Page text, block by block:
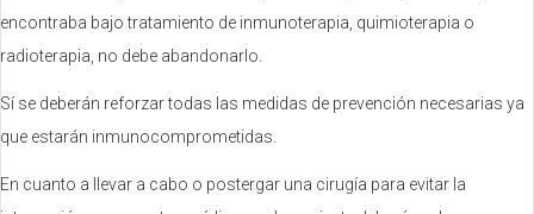
encontraba bajo tratamiento de inmunoterapia, quimioterapia o
radioterapia, no debe abandonarlo.
Sí se deberán reforzar todas las medidas de prevención necesarias ya
que estarán inmunocomprometidas.
En cuanto a llevar a cabo o postergar una cirugía para evitar la